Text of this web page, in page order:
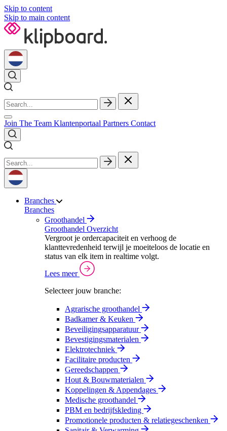
Skip to content
Skip to main content
Join The Team Klantenportaal Partners Contact
Branches
Branches
Groothandel
Groothandel Overzicht
Vergroot je ordercapaciteit en verhoog de
klanttevredenheid terwijl je moeiteloos de locatie en
status van elk item in realtime volgt.
Lees meer
Selecteer jouw branche:
Agrarische groothandel
Badkamer & Keuken
Beveiligingsapparatuur
Bevestigingsmaterialen
Elektrotechniek
Facilitaire producten
Gereedschappen
Hout & Bouwmaterialen
Koppelingen & Appendages
Medische groothandel
PBM en bedrijfskleding
Promotionele producten & relatiegeschenken